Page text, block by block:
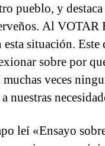
pueblo, y
Al
situación.
sobre por
veces
nuestras
leí «Ensayo